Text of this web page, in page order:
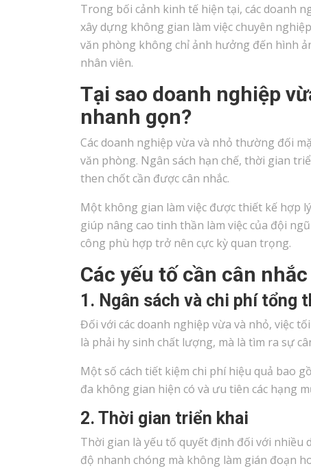
Trong bối cảnh kinh tế hiện tại, các doanh
xây dựng không gian làm việc chuyên
văn phòng không chỉ ảnh hưởng đến hình
nhân viên.
Tại sao doanh nghiệp
nhanh gọn?
Các doanh nghiệp vừa và nhỏ thường đối
văn phòng. Ngân sách hạn chế, thời gian
then chốt cần được cân nhắc.
Một không gian làm việc được thiết kế hợp
giúp nâng cao tinh thần làm việc của đội
công phù hợp trở nên cực kỳ quan trọng.
Các yếu tố cần cân
1. Ngân sách và chi phí tổng
Đối với các doanh nghiệp vừa và nhỏ, việc
là phải hy sinh chất lượng, mà là tìm ra sự
Một số cách tiết kiệm chi phí hiệu quả bao
đa không gian hiện có và ưu tiên các hạng
2. Thời gian triển khai
Thời gian là yếu tố quyết định đối với
độ nhanh chóng mà không làm gián đoạn